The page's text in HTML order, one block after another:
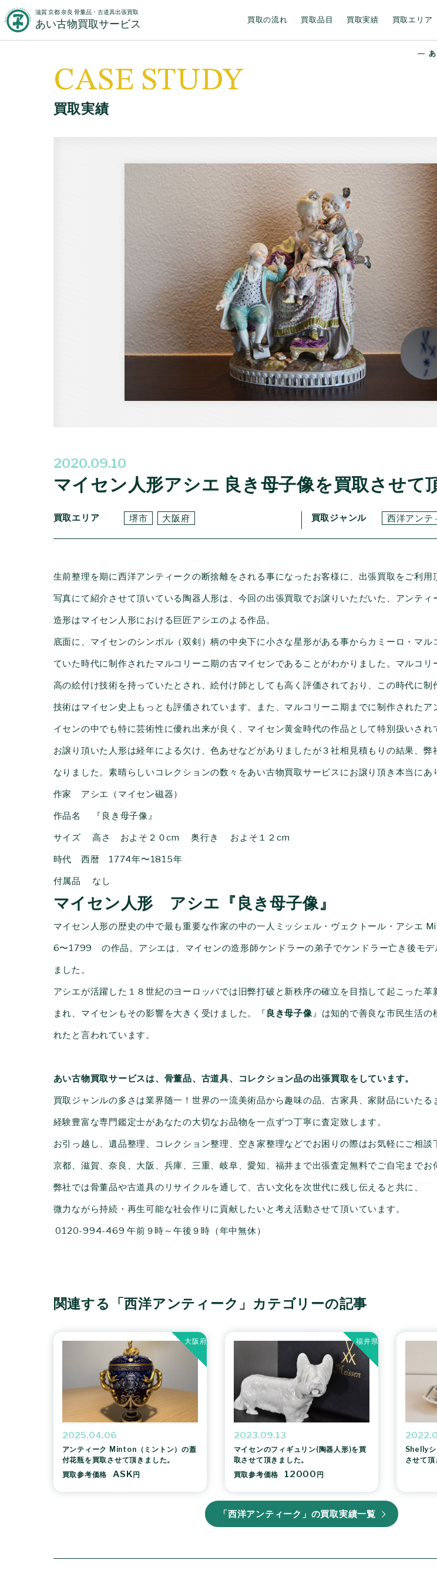
滋賀 京都 奈良 骨董品・古道具出張買取
あい古物買取サービス 買取の流れ 買取品目 買取実績 買取エリア
CASE STUDY
買取実績
2020.09.10
マイセン人形アシエ 良き母子像を買取させて
買取エリア 堺市 大阪府 買取ジャンル 西洋アンテ
生前整理を期に西洋アンティークの断捨離をされる事になったお客様に、出張買取をご利用
写真にて紹介させて頂いている陶器人形は、今回の出張買取でお譲りいただいた、アンティ
造形はマイセン人形における巨匠アシエのよる作品。
底面に、マイセンのシンボル（双剣）柄の中央下に小さな星形がある事からカミーロ・マル
ていた時代に制作されたマルコリーニ期の古マイセンであることがわかりました。マルコリ
高の絵付け技術を持っていたとされ、絵付け師としても高く評価されており、この時代に制
技術はマイセン史上もっとも評価されています。また、マルコリーニ期までに制作されたア
イセンの中でも特に芸術性に優れ出来が良く、マイセン黄金時代の作品として特別扱いされ
お譲り頂いた人形は経年による欠け、色あせなどがありましたが３社相見積もりの結果、弊
なりました。素晴らしいコレクションの数々をあい古物買取サービスにお譲り頂き本当にあ
作家 アシエ（マイセン磁器）
作品名
『良き母子像』
サイズ 高さ およそ２０cm 奥行き およそ１２ cm
時代 西暦 1774年〜1815年
付属品 なし
マイセン人形 アシエ『良き母子像』
マイセン人形の歴史の中で最も重要な作家の中の一人 ミッシェル・ヴェクトール・アシエ
6〜1799 の作品。アシエは、マイセンの造形師ケンドラーの弟子でケンドラー亡き後モデ
ました。
アシエが活躍した１８世紀のヨーロッパでは旧弊打破と新秩序の確立を目指して起こった革
まれ、マイセンもその影響を大きく受けました。『 良き母子像』は知的で善良な市民生活の
れたと言われています。
あい古物買取サービスは、骨董品、古道具、コレクション品の出張買取をしています。
買取ジャンルの多さは業界随一！世界の一流美術品から趣味の品、古家具、家財品にいたる
経験豊富な専門鑑定士があなたの大切なお品物を一点ずつ丁寧に査定致します。
お引っ越し、遺品整理、コレクション整理、空き家整理などでお困りの際はお気軽にご相談
京都、滋賀、奈良、大阪、兵庫、三重、岐阜、愛知、福井まで出張査定無料でご自宅までお
弊社では骨董品や古道具のリサイクルを通して、古い文化を次世代に残し伝えると共に、
微力ながら持続・再生可能な社会作りに貢献したいと考え活動させて頂いています。
0120-994-469午前９時～午後９時（年中無休）
関連する「西洋アンティーク」カテゴリーの記事
2025.04.06
アンティーク Minton（ミントン）の蓋
付花瓶を買取させて頂きました。
買取参考価格
ASK円
大阪府
2023.09.13
マイセンのフィギュリン(陶器人形)を買
取させて頂きました。
買取参考価格
12000 円
福井県
Shellyシ
させて頂
「西洋アンティーク」の買取実績一覧